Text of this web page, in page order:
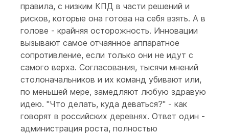
правила, с низким КПД в части решений и
рисков, которые она готова на себя взять. А в
голове - крайняя осторожность. Инновации
вызывают самое отчаянное аппаратное
сопротивление, если только они не идут с
самого верха. Согласования, тысячи мнений
столоначальников и их команд убивают или,
по меньшей мере, замедляют любую здравую
идею. "Что делать, куда деваться?" - как
говорят в российских деревнях. Ответ один -
администрация роста, полностью